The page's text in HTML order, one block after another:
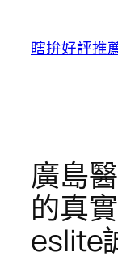
瞎拚好評推
廣島
的真
eslite